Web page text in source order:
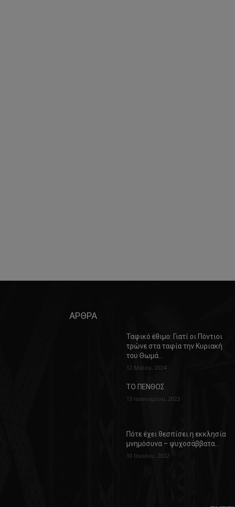
ΑΡΘΡΑ
Ταφικό έθιμο: Γιατί οι Πόντιοι
τρώνε στα ταφία την Κυριακή
του Θωμά…
12 Μαΐου, 2024
ΤΟ ΠΕΝΘΟΣ
13 Ιανουαρίου, 2023
Πότε έχει θεσπίσει η εκκλησία
μνημόσυνα – ψυχοσάββατα…
10 Ιουνίου, 2022